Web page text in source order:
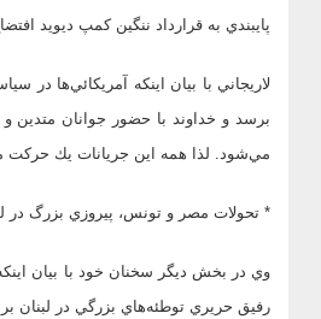
پايبندي به قرارداد ننگين كمپ ديويد
لاريجاني با بيان اينكه آمريكائي‌ها
برسد و خداوند با حضور جوانان متدين
مي‌‌شود. لذا همه اين جريانات يك حركت
* تحولات مصر و تونس، پيروزي بزرگ در
وي در بخش ديگر سخنان خود با بيان